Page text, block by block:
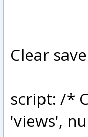
Clear
script: /*
'views',